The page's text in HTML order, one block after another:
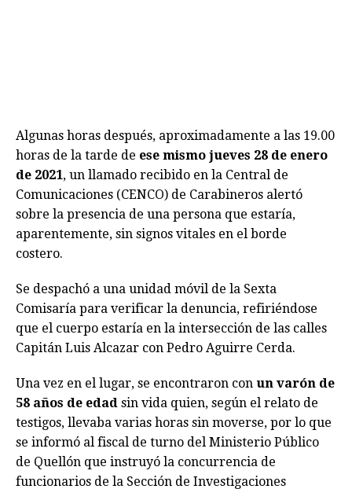
Algunas horas después, aproximadamente a las 19.00
horas de la tarde de ese mismo jueves 28 de enero
de 2021, un llamado recibido en la Central de
Comunicaciones (CENCO) de Carabineros alertó
sobre la presencia de una persona que estaría,
aparentemente, sin signos vitales en el borde
costero.
Se despachó a una unidad móvil de la Sexta
Comisaría para verificar la denuncia, refiriéndose
que el cuerpo estaría en la intersección de las calles
Capitán Luis Alcazar con Pedro Aguirre Cerda.
Una vez en el lugar, se encontraron con un varón de
58 años de edad sin vida quien, según el relato de
testigos, llevaba varias horas sin moverse, por lo que
se informó al fiscal de turno del Ministerio Público
de Quellón que instruyó la concurrencia de
funcionarios de la Sección de Investigaciones